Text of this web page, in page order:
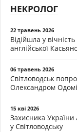
НЕКРОЛОГ
22 травень 2026
Відійшла у
англійської
06 травень 2026
Світловодськ
Олександром
15 кві 2026
Захисника
у Світловодську